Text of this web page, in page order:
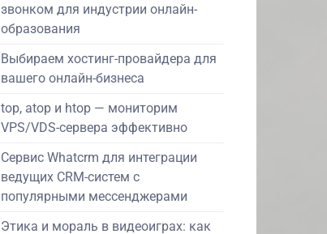
звонком для индустрии онлайн-
образования
Выбираем хостинг-провайдера для
вашего онлайн-бизнеса
top, atop и htop — мониторим
VPS/VDS-сервера эффективно
Сервис Whatcrm для интеграции
ведущих CRM-систем с
популярными мессенджерами
Этика и мораль в видеоиграх: как